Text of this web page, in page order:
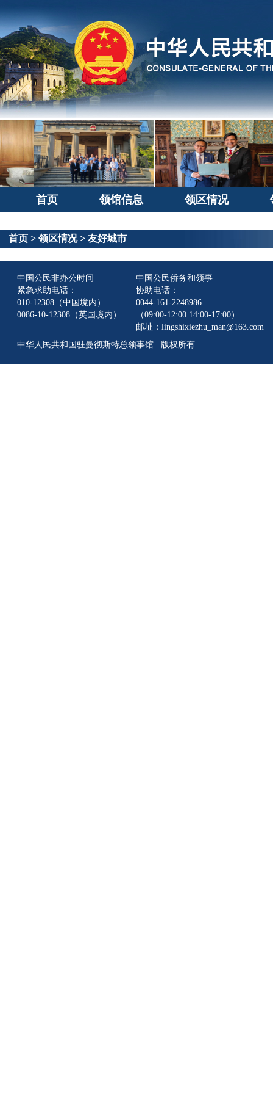
首页 领馆信息 领区情况
首页 > 领区情况> 友好城市
中国公民非办公时间
紧急求助电话：
010-12308（中国境内）
0086-10-12308（英国境内）
中国公民侨务和领事
协助电话：
0044-161-2248986
（09:00-12:00 14:00-17:00）
邮址：lingshixiezhu_man@163.com
中华人民共和国驻曼彻斯特总领事馆 版权所有